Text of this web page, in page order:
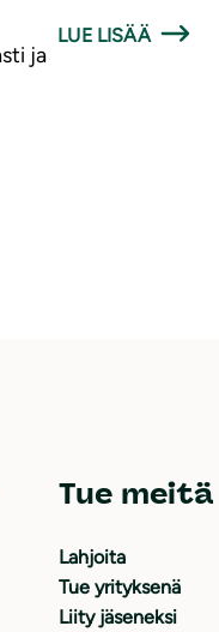
ja
LUE LISÄÄ
Tue meitä
Lahjoita
Tue yrityksenä
Liity jäseneksi